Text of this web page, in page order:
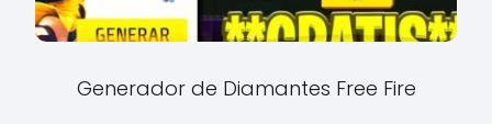
Generador de Diamantes Free Fire